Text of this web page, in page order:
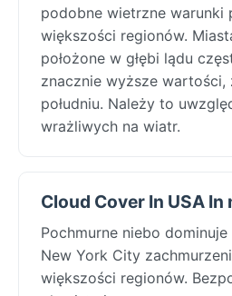
podobne wietrzne warunki
większości regionów.
położone w głębi lądu
znacznie wyższe wartości,
południu. Należy to
wrażliwych na wiatr.
Cloud Cover In USA In
Pochmurne niebo
New York City
większości regionów.